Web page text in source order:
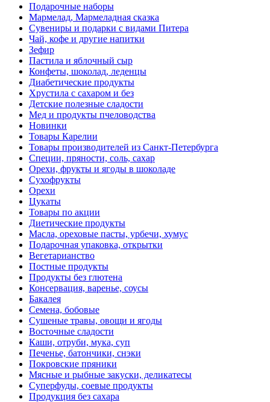
Подарочные наборы
Мармелад, Мармеладная сказка
Сувениры и подарки с видами Питера
Чай, кофе и другие напитки
Зефир
Пастила и яблочный сыр
Конфеты, шоколад, леденцы
Диабетические продукты
Хрустила с сахаром и без
Детские полезные сладости
Мед и продукты пчеловодства
Новинки
Товары Карелии
Товары производителей из Санкт-Петербурга
Специи, пряности, соль, сахар
Орехи, фрукты и ягоды в шоколаде
Сухофрукты
Орехи
Цукаты
Товары по акции
Диетические продукты
Масла, ореховые пасты, урбечи, хумус
Подарочная упаковка, открытки
Вегетарианство
Постные продукты
Продукты без глютена
Консервация, варенье, соусы
Бакалея
Семена, бобовые
Сушеные травы, овощи и ягоды
Восточные сладости
Каши, отруби, мука, суп
Печенье, батончики, снэки
Покровские пряники
Мясные и рыбные закуски, деликатесы
Суперфуды, соевые продукты
Продукция без сахара